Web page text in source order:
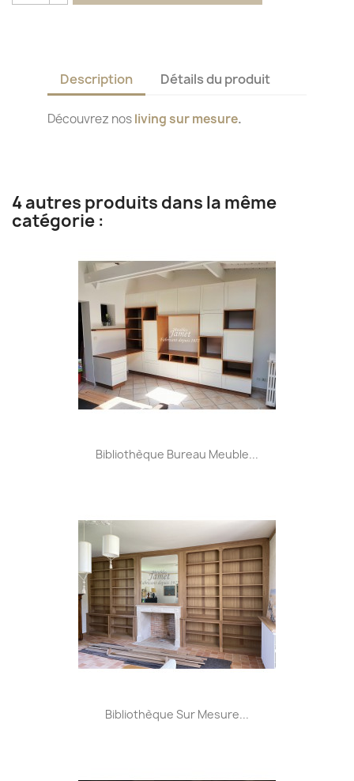
Description Détails du produit
Découvrez nosliving sur mesure.
4 autres produits dans la même
catégorie :
Bibliothèque Bureau Meuble...
Bibliothèque Sur Mesure...